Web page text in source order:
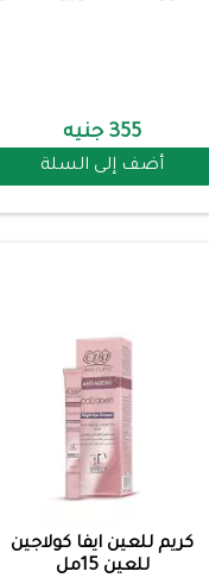
355 جنيه
أضف إلى السلة
كريم للعين ايفا كولاجين
للعين 15مل